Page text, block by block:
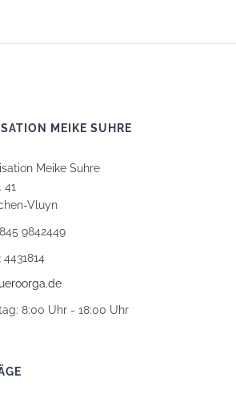
MEIKE SUHRE
Meike Suhre
Vluyn
9842449
4431814
8:00 Uhr - 18:00 Uhr